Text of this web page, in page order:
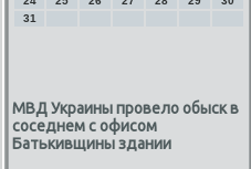
31
МВД Украины провело обыск в
соседнем с офисом
Батькивщины здании